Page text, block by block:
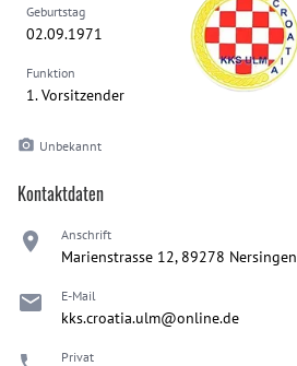
Geburtstag
02.09.1971
Funktion
1. Vorsitzender
Unbekannt
Kontaktdaten
Anschrift
Marienstrasse 12, 89278 Nersingen
E-Mail
kks.croatia.ulm@online.de
Privat